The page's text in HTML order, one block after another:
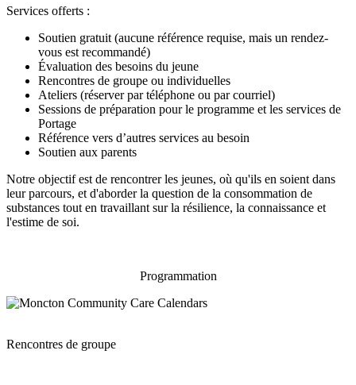
Services offerts :
Soutien gratuit (aucune référence requise, mais un rendez-
vous est recommandé)
Évaluation des besoins du jeune
Rencontres de groupe ou individuelles
Ateliers (réserver par téléphone ou par courriel)
Sessions de préparation pour le programme et les services de
Portage
Référence vers d’autres services au besoin
Soutien aux parents
Notre objectif est de rencontrer les jeunes, où qu'ils en soient dans
leur parcours, et d'aborder la question de la consommation de
substances tout en travaillant sur la résilience, la connaissance et
l'estime de soi.
Programmation
Rencontres de groupe